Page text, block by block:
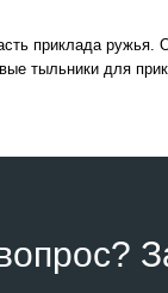
приклада
тыльники для